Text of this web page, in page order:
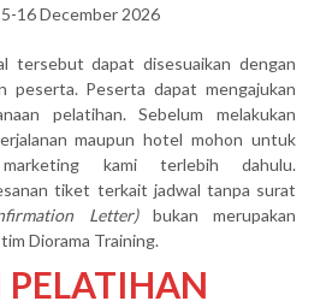
16 December 2026
tersebut dapat disesuaikan dengan
peserta. Peserta dapat mengajukan
pelatihan. Sebelum melakukan
maupun hotel mohon untuk
marketing kami terlebih dahulu.
tiket terkait jadwal tanpa surat
Letter)bukan merupakan
Diorama Training.
PELATIHAN